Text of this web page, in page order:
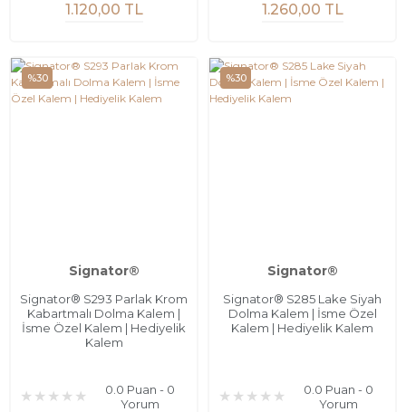
1.120,00 TL 1.260,00 TL
%30
Signator®
Signator® S293 Parlak Krom
Kabartmalı Dolma Kalem |
İsme Özel Kalem | Hediyelik
Kalem
0.0 Puan - 0
Yorum
%30
Signator®
Signator® S285 Lake Siyah
Dolma Kalem | İsme Özel
Kalem | Hediyelik Kalem
0.0 Puan - 0
Yorum